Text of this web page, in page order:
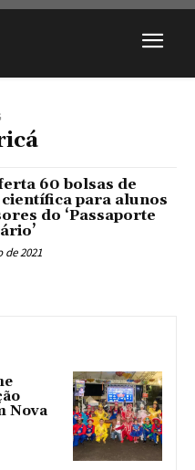
60 bolsas de
para alunos
do ‘Passaporte
de 2021
Nova